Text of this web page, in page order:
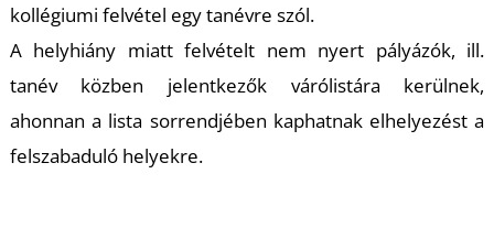
kollégiumi felvétel egy tanévre szól.
A helyhiány miatt felvételt nem nyert pályázók, ill.
tanév közben jelentkezők várólistára kerülnek,
ahonnan a lista sorrendjében kaphatnak elhelyezést a
felszabaduló helyekre.